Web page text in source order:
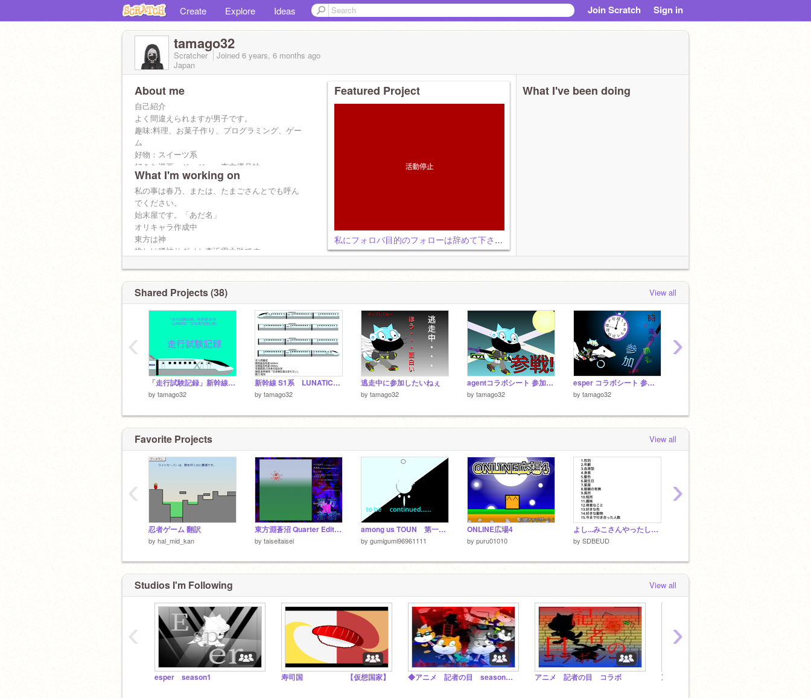
Create Explore Ideas Join Scratch Sign in
tamago32
Scratcher Joined 6 years, 6 months ago
Japan
About me
自己紹介
よく間違えられますが男子です。
趣味:料理、お菓子作り、プログラミング、ゲー
ム
好物：スイーツ系
好きな漫画：ジョジョ、東方儚月抄
好きな曲
・すとぷりの曲
・凍り付いた永遠の都
・フラワリングナイト
・ナイト・オブ・ナイツ
・千年幻想郷
・逆転するホイールオブフォーチュン
リア友@kkk-kkk1
スク友
@bashi2929
スク友@ka-di-fu-
What I'm working on
私の事は春乃、または、たまごさんとでも呼ん
でください。
始末屋です。「あだ名」
オリキャラ作成中
東方は神
推しは稀神サグメと森近霖之助です。
あだ名
・始末屋
・ヤク厨
・tamago32
hurando-ru 神
Featured Project
私にフォロバ目的のフォローは辞めて下さい。
What I've been doing
Shared Projects (38) View all
「走行試験記録」新幹線 S1系 LUNATIC「日本寿司国仕様」
by tamago32
新幹線 S1系 LUNATIC「日本寿司国仕様」
by tamago32
逃走中に参加したいねぇ
by tamago32
agentコラボシート 参加ッしたいッ
by tamago32
esper コラボシート 参加ッしたいッ
by tamago32
‹ ›
Favorite Projects View all
忍者ゲーム 翻訳
by hal_mid_kan
東方淵蒼沼 Quarter Edition(体験版) TH6.6 SoH
by taiseitaisei
among us TOUN 第一話 宿命
by gumigumi96961111
ONLINE広場4
by puru01010
よし...みこさんやったしやろう（）
by SDBEUD
‹ ›
Studios I'm Following View all
esper season1 寿司国 【仮想国家】 ◆アニメ 記者の目 season1 公式スタジオ アニメ 記者の目 コラボ 東方のことを語り合おう！
‹ ›